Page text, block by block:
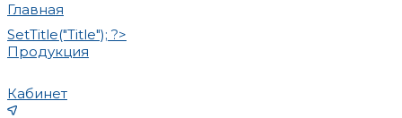
Главная
SetTitle("Title"); ?>
Продукция
Кабинет